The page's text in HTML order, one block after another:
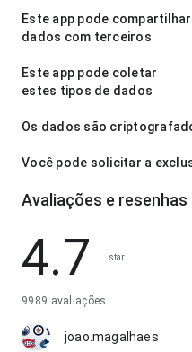
Este app pode
dados com terceiros
Este app pode coletar
estes tipos de dados
Os dados são
Você pode solicitar a
Avaliações e resenhas
4.7 star
9989 avaliações
joao.magalhaes